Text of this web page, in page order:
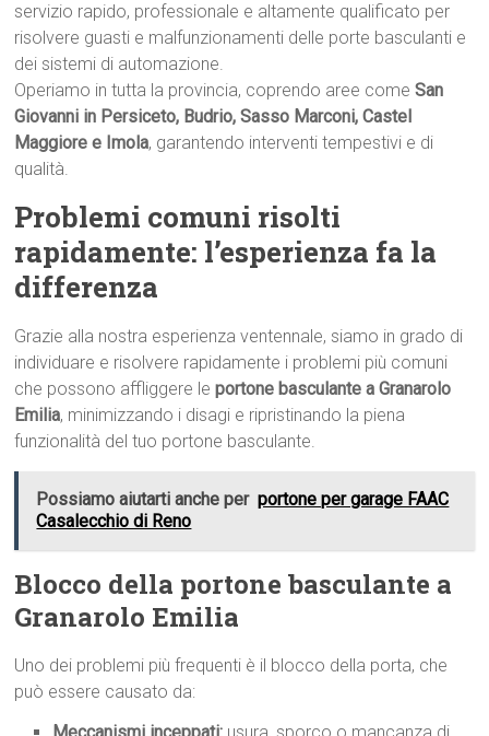
servizio rapido, professionale e altamente qualificato per
risolvere guasti e malfunzionamenti delle porte basculanti e
dei sistemi di automazione.
Operiamo in tutta la provincia, coprendo aree comeSan
Giovanni in Persiceto, Budrio, Sasso Marconi, Castel
Maggiore e Imola, garantendo interventi tempestivi e di
qualità.
Problemi comuni risolti
rapidamente: l’esperienza fa la
differenza
Grazie alla nostra esperienza ventennale, siamo in grado di
individuare e risolvere rapidamente i problemi più comuni
che possono affliggere leportone basculante a Granarolo
Emilia, minimizzando i disagi e ripristinando la piena
funzionalità del tuo portone basculante.
Possiamo aiutarti anche per portone per garage FAAC
Casalecchio di Reno
Blocco della portone basculante a
Granarolo Emilia
Uno dei problemi più frequenti è il blocco della porta, che
può essere causato da: